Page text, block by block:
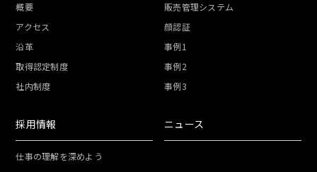
概要
アクセス
沿革
取得認定制度
社内制度
販売管理システム
顔認証
事例1
事例2
事例3
採用情報
仕事の理解を深めよう
ニュース